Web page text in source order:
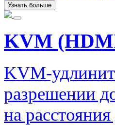
Узнать больше
KVM
KVM-
разрешении
на